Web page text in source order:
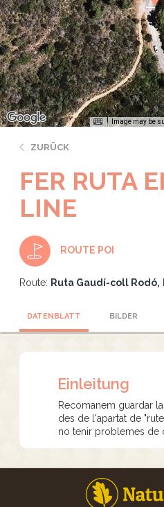
Image may be
ZURÜCK
FER RUTA
LINE
ROUTE POI
Route: Ruta Gaudí-coll Rodó
DATENBLATT BILDER
Einleitung
Recomanem guardar
des de l'apartat de
no tenir problemes de